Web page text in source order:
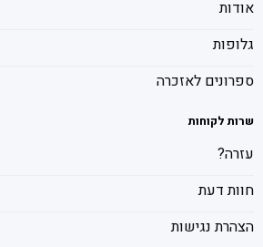
אודות
גלופות
ספרונים לאזכרה
שרות לקוחות
עזרה?
חוות דעת
הצהרת נגישות